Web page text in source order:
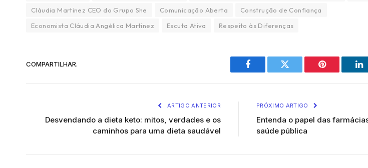
Cláudia Martinez CEO do Grupo She
Comunicação Aberta
Construção de Confiança
Economista Cláudia Angélica Martinez
Escuta Ativa Respeito às Diferenças
COMPARTILHAR.
Facebook Twitter Pinterest
ARTIGO ANTERIOR
Desvendando a dieta keto: mitos, verdades e os
caminhos para uma dieta saudável
PRÓXIMO ARTIGO
Entenda o papel das
saúde pública